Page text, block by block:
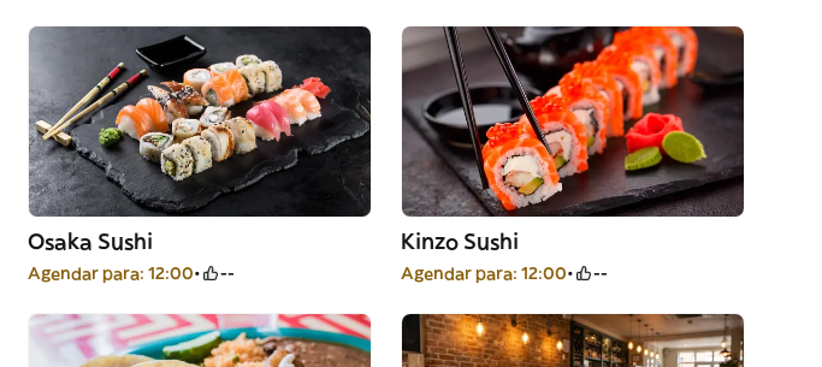
Osaka Sushi
Agendar para: 12:00 --
Kinzo Sushi
Agendar para: 12:00 --